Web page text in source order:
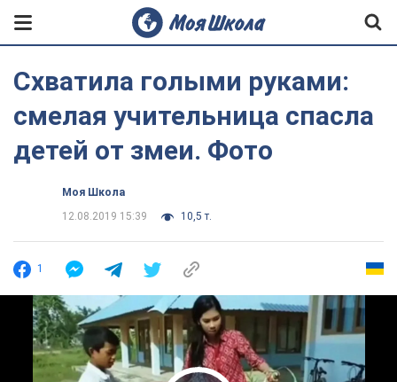
Схватила голыми руками:
смелая учительница спасла
детей от змеи. Фото
Моя Школа
12.08.2019 15:39
10,5 т.
1